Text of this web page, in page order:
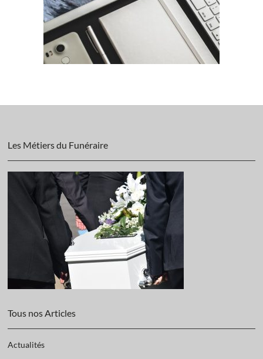
Les Métiers du Funéraire
Tous nos Articles
Actualités